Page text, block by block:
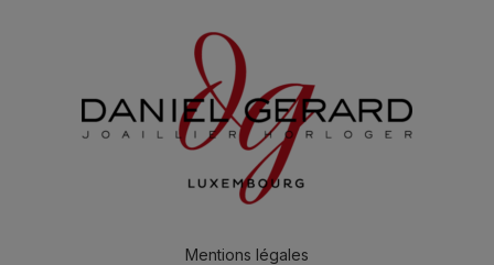
Mentions légales